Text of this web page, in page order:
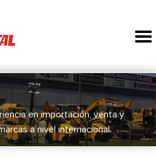
en importación, venta y
a nivel internacional.